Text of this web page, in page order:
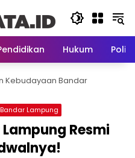
Hukum
Kebudayaan Bandar
Lampung
Resmi